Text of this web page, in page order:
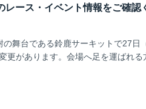
レース・イベント情報をご確
舞台である鈴鹿サーキットで27日
更があります。会場へ足を運ばれ